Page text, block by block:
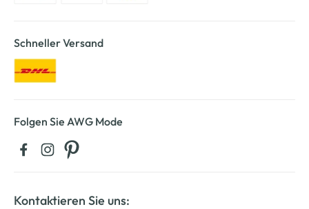
Schneller Versand
Folgen Sie AWG Mode
Kontaktieren Sie uns: